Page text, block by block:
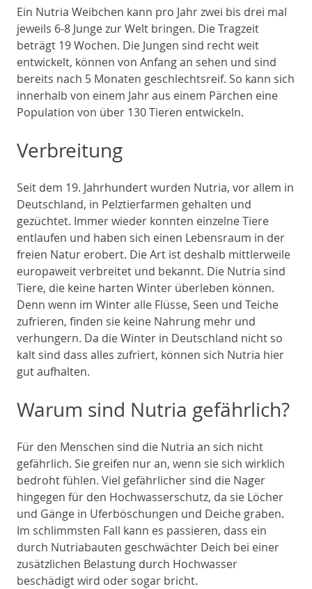
Ein Nutria Weibchen kann pro Jahr zwei bis drei mal
jeweils 6-8 Junge zur Welt bringen. Die Tragzeit
beträgt 19 Wochen. Die Jungen sind recht weit
entwickelt, können von Anfang an sehen und sind
bereits nach 5 Monaten geschlechtsreif. So kann sich
innerhalb von einem Jahr aus einem Pärchen eine
Population von über 130 Tieren entwickeln.
Verbreitung
Seit dem 19. Jahrhundert wurden Nutria, vor allem in
Deutschland, in Pelztierfarmen gehalten und
gezüchtet. Immer wieder konnten einzelne Tiere
entlaufen und haben sich einen Lebensraum in der
freien Natur erobert. Die Art ist deshalb mittlerweile
europaweit verbreitet und bekannt. Die Nutria sind
Tiere, die keine harten Winter überleben können.
Denn wenn im Winter alle Flüsse, Seen und Teiche
zufrieren, finden sie keine Nahrung mehr und
verhungern. Da die Winter in Deutschland nicht so
kalt sind dass alles zufriert, können sich Nutria hier
gut aufhalten.
Warum sind Nutria gefährlich?
Für den Menschen sind die Nutria an sich nicht
gefährlich. Sie greifen nur an, wenn sie sich wirklich
bedroht fühlen. Viel gefährlicher sind die Nager
hingegen für den Hochwasserschutz, da sie Löcher
und Gänge in Uferböschungen und Deiche graben.
Im schlimmsten Fall kann es passieren, dass ein
durch Nutriabauten geschwächter Deich bei einer
zusätzlichen Belastung durch Hochwasser
beschädigt wird oder sogar bricht.